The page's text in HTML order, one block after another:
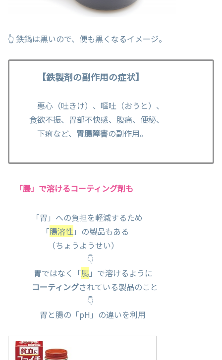
👆 鉄鍋は黒いので、便も黒くなるイメージ。
【鉄製剤の副作用の症状】
悪心（吐きけ）、嘔吐（おうと）、
食欲不振、胃部不快感、腹痛、便秘、
下痢など、 胃腸障害の副作用。
「腸」で溶けるコーティング剤も
「胃」への負担を軽減するため
「腸溶性 」の製品もある
（ちょうようせい）
👇
胃ではなく「腸」で溶けるように
コーティングされている製品のこと
👇
胃と腸の「pH」の違いを利用